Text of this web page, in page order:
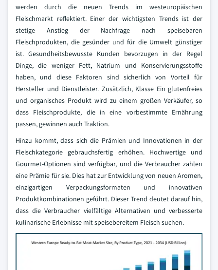
werden durch die neuen Trends im westeuropäischen
Fleischmarkt reflektiert. Einer der wichtigsten Trends ist der
stetige Anstieg der Nachfrage nach speisebaren
Fleischprodukten, die gesünder und für die Umwelt günstiger
ist. Gesundheitsbewusste Kunden bevorzugen in der Regel
Dinge, die weniger Fett, Natrium und Konservierungsstoffe
haben, und diese Faktoren sind sicherlich von Vorteil für
Hersteller und Dienstleister. Zusätzlich, Klasse Ein glutenfreies
und organisches Produkt wird zu einem großen Verkäufer, so
dass Fleischprodukte, die in eine vorbestimmte Ernährung
passen, gewinnen auch Traktion.
Hinzu kommt, dass sich die Prämien und Innovationen in der
Fleischkategorie gebrauchsfertig erhöhen. Hochwertige und
Gourmet-Optionen sind verfügbar, und die Verbraucher zahlen
eine Prämie für sie. Dies hat zur Entwicklung von neuen Aromen,
einzigartigen Verpackungsformaten und innovativen
Produktkombinationen geführt. Dieser Trend deutet darauf hin,
dass die Verbraucher vielfältige Alternativen und verbesserte
kulinarische Erlebnisse mit speisebereitem Fleisch suchen.